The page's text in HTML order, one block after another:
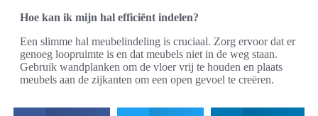
Hoe kan ik mijn hal efficiënt indelen?
Een slimme hal meubelindeling is cruciaal. Zorg ervoor dat er
genoeg loopruimte is en dat meubels niet in de weg staan.
Gebruik wandplanken om de vloer vrij te houden en plaats
meubels aan de zijkanten om een open gevoel te creëren.